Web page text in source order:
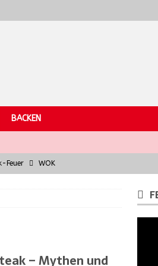
BACKEN
Feuer WOK
e salsiccia PASTA
– Mythen und